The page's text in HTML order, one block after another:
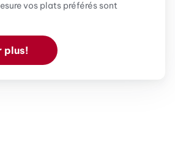
vos plats préférés sont
plus!